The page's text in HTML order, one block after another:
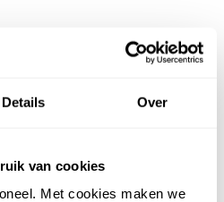
Details Over
van cookies
Met cookies maken we